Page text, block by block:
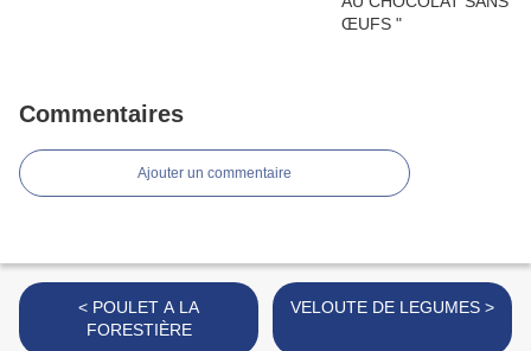
Commentaires
Ajouter un commentaire
< POULET A LA
FORESTIÈRE
VELOUTE DE LEGUMES >